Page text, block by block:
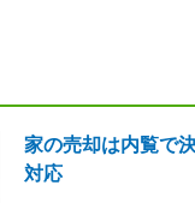
家の売却は内覧で
対応